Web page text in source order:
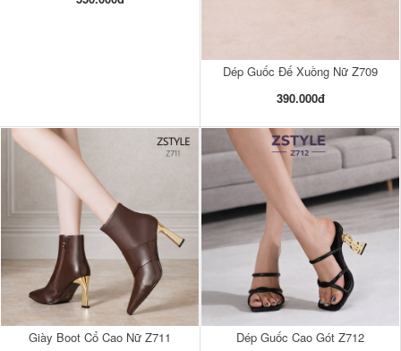
Dép Guốc Đế Xuồng Nữ Z709
390.000đ
Giày Boot Cổ Cao Nữ Z711
Dép Guốc Cao Gót Z712